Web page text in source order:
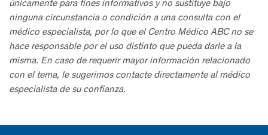
únicamente para fines informativos y no sustituye bajo
ninguna circunstancia o condición a una consulta con el
médico especialista, por lo que el Centro Médico ABC no se
hace responsable por el uso distinto que pueda darle a la
misma. En caso de requerir mayor información relacionado
con el tema, le sugerimos contacte directamente al médico
especialista de su confianza.